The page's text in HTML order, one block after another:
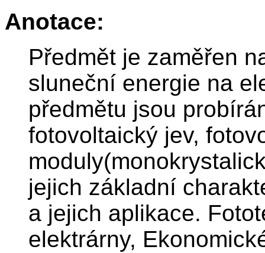
Anotace:
Předmět je zaměřen
sluneční energie na
předmětu jsou
fotovoltaický jev,
jejich základní
a jejich aplikace.
elektrárny,